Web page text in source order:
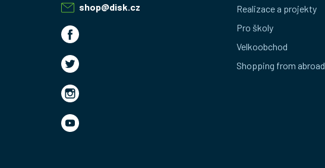
shop@disk.cz
Realizace a projekty
Pro školy
Velkoobchod
Shopping from abroad